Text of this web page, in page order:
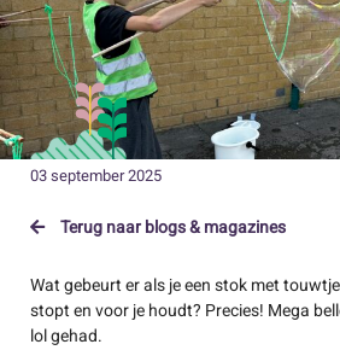
03 september 2025
Terug naar blogs & magazines
Wat gebeurt er als je een stok met
stopt en voor je houdt? Precies! Mega
lol gehad.